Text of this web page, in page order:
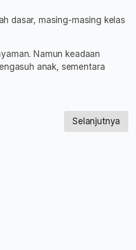
dasar, masing-masing kelas
Namun keadaan
anak, sementara
Selanjutnya